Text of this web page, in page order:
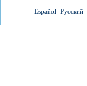
Русский
Español